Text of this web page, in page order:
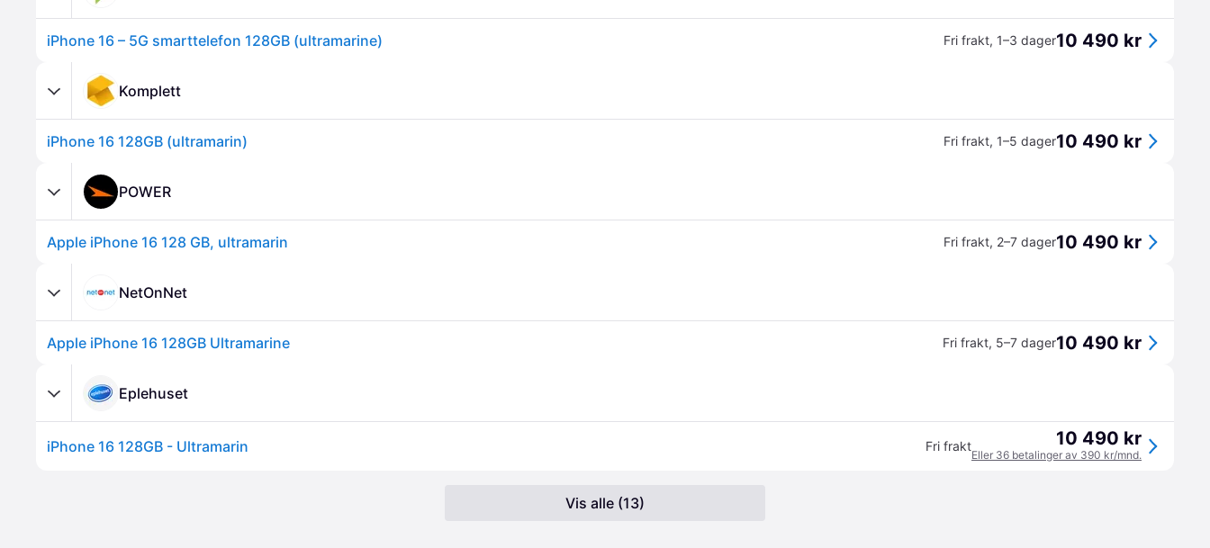
iPhone 16 – 5G smarttelefon 128GB (ultramarine) Fri frakt, 1–3 dager10 490 kr
Komplett
iPhone 16 128GB (ultramarin) Fri frakt, 1–5 dager10 490 kr
POWER
Apple iPhone 16 128 GB, ultramarin Fri frakt, 2–7 dager10 490 kr
NetOnNet
Apple iPhone 16 128GB Ultramarine Fri frakt, 5–7 dager10 490 kr
Eplehuset
iPhone 16 128GB - Ultramarin Fri frakt 10 490 kr
Eller 36 betalinger av 390 kr/mnd.
Vis alle (13)